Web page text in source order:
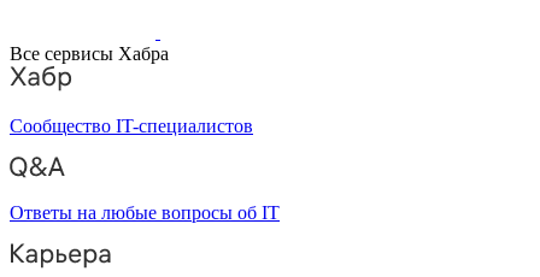
Все сервисы Хабра
Сообщество IT-специалистов
Ответы на любые вопросы об IT